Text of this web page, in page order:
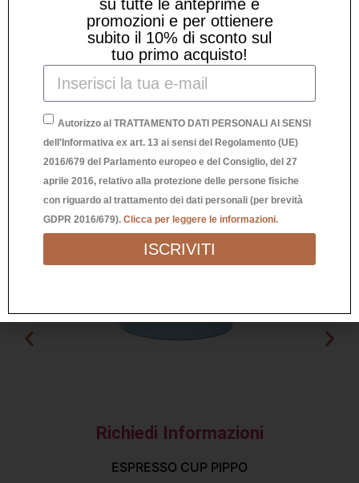
Prodotti Correlati
Richiedi Informazioni
ESPRESSO CUP PIPPO
su tutte le anteprime e
promozioni e per ottienere
subito il 10% di sconto sul
tuo primo acquisto!
Autorizzo al TRATTAMENTO DATI PERSONALI AI SENSI
dell'Informativa ex art. 13 ai sensi del Regolamento (UE)
2016/679 del Parlamento europeo e del Consiglio, del 27
aprile 2016, relativo alla protezione delle persone fisiche
con riguardo al trattamento dei dati personali (per brevità
GDPR 2016/679). Clicca per leggere le informazioni.
ISCRIVITI